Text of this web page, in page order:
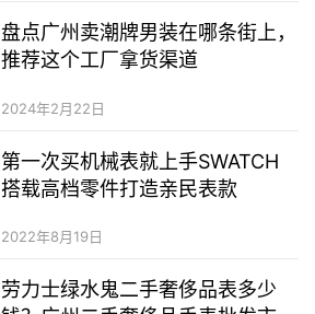
盘点广州卖潮牌男装在哪条街上，
推荐这个工厂拿货渠道
2024年2月22日
第一次买机械表就上手SWATCH
搭载高档零件打造亲民表款
2022年8月19日
劳力士绿水鬼二手奢侈品表多少